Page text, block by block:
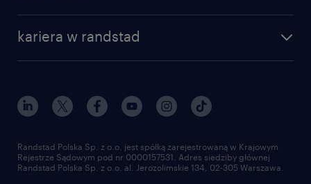
kariera w randstad
Randstad Polska Sp. z o.o. jest spółką zarejestrowaną w Krajowym
Rejestrze Sądowym pod nr 0000157531. Adres siedziby głównej
Randstad Polska Sp. z o.o. al. Jerozolimskie 134, 02-305 Warszawa.